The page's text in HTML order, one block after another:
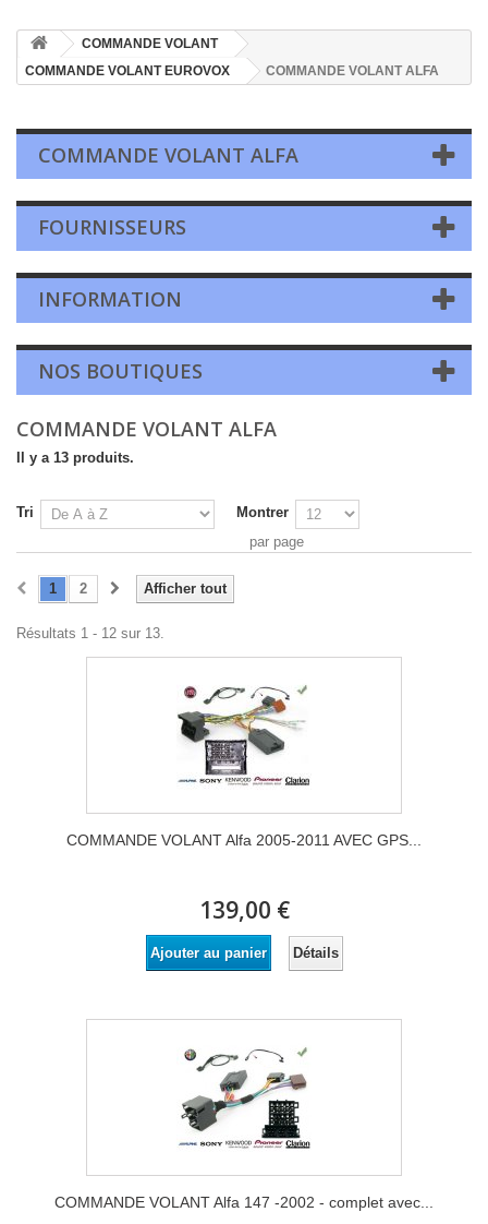
COMMANDE VOLANT
COMMANDE VOLANT EUROVOX
COMMANDE VOLANT ALFA
COMMANDE VOLANT ALFA
FOURNISSEURS
INFORMATION
NOS BOUTIQUES
COMMANDE VOLANT ALFA
Il y a 13 produits.
Tri
Montrer
par page
Afficher tout
1 2
Résultats 1 - 12 sur 13.
COMMANDE VOLANT Alfa 2005-2011 AVEC GPS...
139,00 €
Ajouter au panier Détails
COMMANDE VOLANT Alfa 147 -2002 - complet avec...